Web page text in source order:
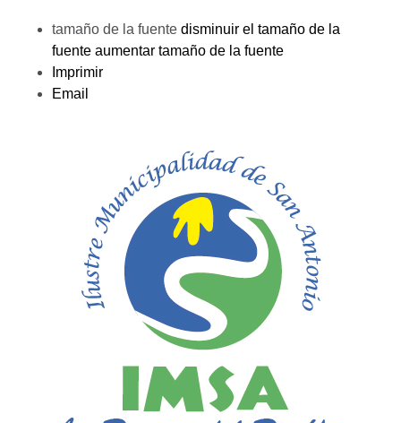
tamaño de la fuente disminuir el tamaño de la
fuente aumentar tamaño de la fuente
Imprimir
Email